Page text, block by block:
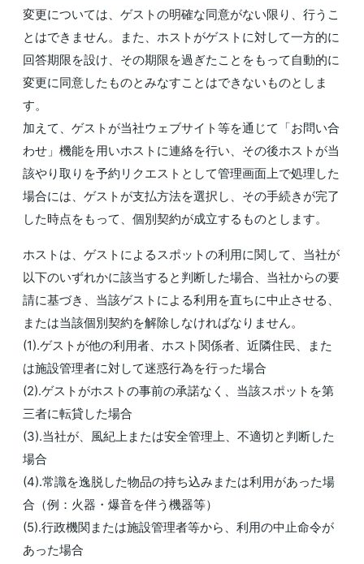
変更については、ゲストの明確な同意がない限り、行うこ
とはできません。また、ホストがゲストに対して一方的に
回答期限を設け、その期限を過ぎたことをもって自動的に
変更に同意したものとみなすことはできないものとしま
す。
加えて、ゲストが当社ウェブサイト等を通じて「お問い合
わせ」機能を用いホストに連絡を行い、その後ホストが当
該やり取りを予約リクエストとして管理画面上で処理した
場合には、ゲストが支払方法を選択し、その手続きが完了
した時点をもって、個別契約が成立するものとします。
ホストは、ゲストによるスポットの利用に関して、当社が
以下のいずれかに該当すると判断した場合、当社からの要
請に基づき、当該ゲストによる利用を直ちに中止させる、
または当該個別契約を解除しなければなりません。
(1).ゲストが他の利用者、ホスト関係者、近隣住民、また
は施設管理者に対して迷惑行為を行った場合
(2).ゲストがホストの事前の承諾なく、当該スポットを第
三者に転貸した場合
(3).当社が、風紀上または安全管理上、不適切と判断した
場合
(4).常識を逸脱した物品の持ち込みまたは利用があった場
合（例：火器・爆音を伴う機器等）
(5).行政機関または施設管理者等から、利用の中止命令が
あった場合